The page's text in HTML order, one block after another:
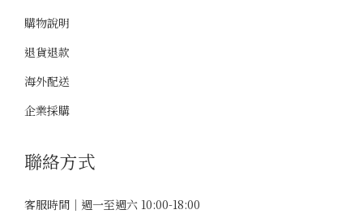
購物說明
退貨退款
海外配送
企業採購
聯絡方式
客服時間｜週一至週六 10:00-18:00